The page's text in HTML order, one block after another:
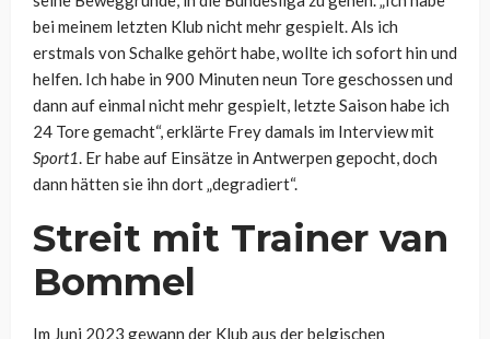
bei meinem letzten Klub nicht mehr gespielt. Als ich
erstmals von Schalke gehört habe, wollte ich sofort hin und
helfen. Ich habe in 900 Minuten neun Tore geschossen und
dann auf einmal nicht mehr gespielt, letzte Saison habe ich
24 Tore gemacht“, erklärte Frey damals im Interview mit
Sport1. Er habe auf Einsätze in Antwerpen gepocht, doch
dann hätten sie ihn dort „degradiert“.
Streit mit Trainer van
Bommel
Im Juni 2023 gewann der Klub aus der belgischen